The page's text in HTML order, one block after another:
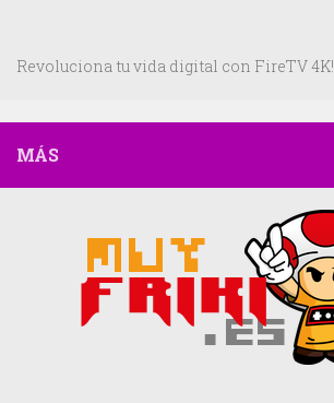
Revoluciona tu vida digital con FireTV 4K!
MÁS